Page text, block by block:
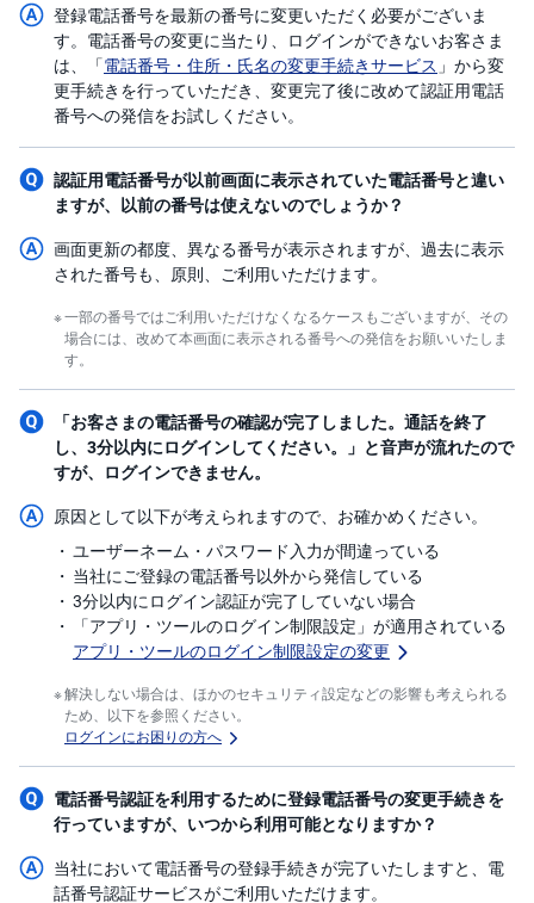
登録電話番号を最新の番号に変更いただく必要がございま
す。電話番号の変更に当たり、ログインができないお客さま
は、「電話番号・住所・氏名の変更手続きサービス 」から変
更手続きを行っていただき、変更完了後に改めて認証用電話
番号への発信をお試しください。
認証用電話番号が以前画面に表示されていた電話番号と違い
ますが、以前の番号は使えないのでしょうか？
画面更新の都度、異なる番号が表示されますが、過去に表示
された番号も、原則、ご利用いただけます。
一部の番号ではご利用いただけなくなるケースもございますが、その
場合には、改めて本画面に表示される番号への発信をお願いいたしま
す。
「お客さまの電話番号の確認が完了しました。通話を終了
し、3分以内にログインしてください。」と音声が流れたので
すが、ログインできません。
原因として以下が考えられますので、お確かめください。
ユーザーネーム・パスワード入力が間違っている
当社にご登録の電話番号以外から発信している
3分以内にログイン認証が完了していない場合
「アプリ・ツールのログイン制限設定」が適用されている
アプリ・ツールのログイン制限設定の変更
解決しない場合は、ほかのセキュリティ設定などの影響も考えられる
ため、以下を参照ください。
ログインにお困りの方へ
電話番号認証を利用するために登録電話番号の変更手続きを
行っていますが、いつから利用可能となりますか？
当社において電話番号の登録手続きが完了いたしますと、電
話番号認証サービスがご利用いただけます。